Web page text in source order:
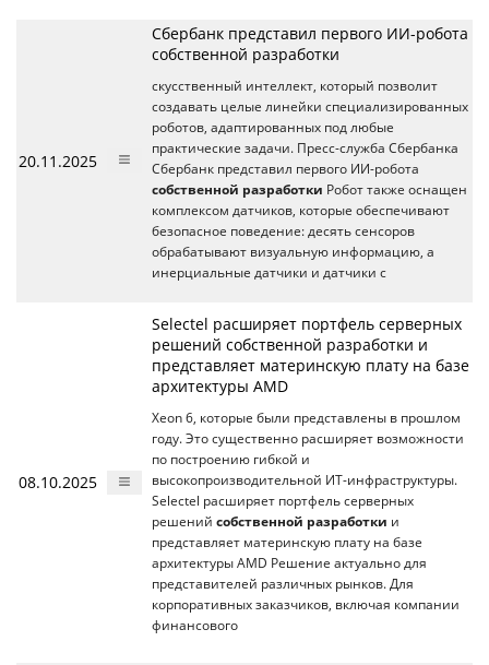
20.11.2025
Сбербанк представил первого ИИ-робота
собственной разработки
скусственный интеллект, который позволит
создавать целые линейки специализированных
роботов, адаптированных под любые
практические задачи. Пресс-служба Сбербанка
Сбербанк представил первого ИИ-робота
собственной разработки Робот также оснащен
комплексом датчиков, которые обеспечивают
безопасное поведение: десять сенсоров
обрабатывают визуальную информацию, а
инерциальные датчики и датчики с
08.10.2025
Selectel расширяет портфель серверных
решений собственной разработки и
представляет материнскую плату на базе
архитектуры AMD
Xeon 6, которые были представлены в прошлом
году. Это существенно расширяет возможности
по построению гибкой и
высокопроизводительной ИT-инфраструктуры.
Selectel расширяет портфель серверных
решений собственной разработки и
представляет материнскую плату на базе
архитектуры AMD Решение актуально для
представителей различных рынков. Для
корпоративных заказчиков, включая компании
финансового